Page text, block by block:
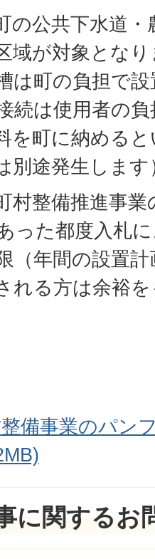
の公共下水道
域が対象とな
は町の負担で
続は使用者の
を町に納める
別途発生します
村整備推進事
った都度入札
（年間の設置
れる方は余裕
備事業のパン
に関するお